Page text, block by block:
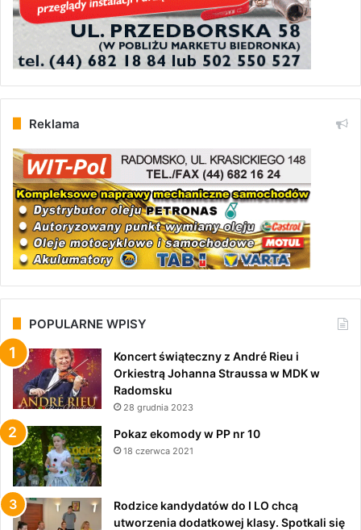
Reklama
POPULARNE WPISY
Koncert świąteczny z André Rieu i
Orkiestrą Johanna Straussa w MDK w
Radomsku
28 grudnia 2023
Pokaz ekomody w PP nr 10
18 czerwca 2021
Rodzice kandydatów do I LO chcą
utworzenia dodatkowej klasy. Spotkali się